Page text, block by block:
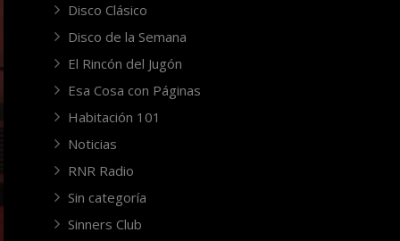
Disco Clásico
Disco de la Semana
El Rincón del Jugón
Esa Cosa con Páginas
Habitación 101
Noticias
RNR Radio
Sin categoría
Sinners Club